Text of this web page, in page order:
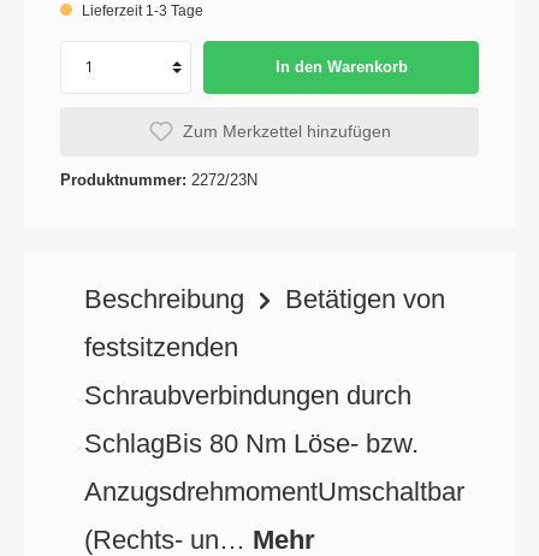
Lieferzeit 1-3 Tage
In den Warenkorb
Zum Merkzettel hinzufügen
Produktnummer: 2272/23N
Beschreibung
Betätigen von
festsitzenden
Schraubverbindungen durch
SchlagBis 80 Nm Löse- bzw.
AnzugsdrehmomentUmschaltbar
(Rechts- un… Mehr